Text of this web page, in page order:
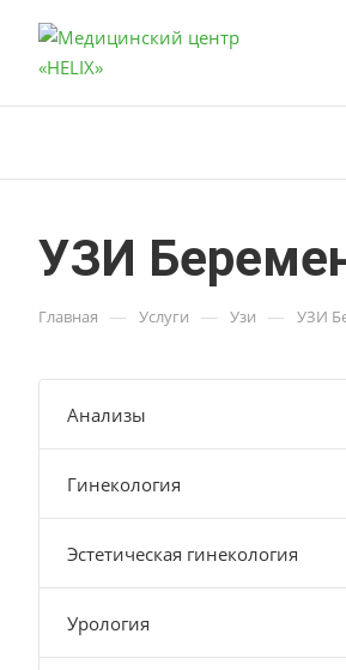
УЗИ
Главная — Услуги — Узи — УЗИ
Анализы
Гинекология
Эстетическая гинекология
Урология